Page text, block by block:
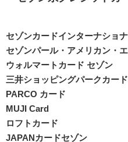
セゾンカードインターナショ
セゾンパール・アメリカン・
ウォルマートカード セゾン
三井ショッピングパークカード
PARCO カード
MUJI Card
ロフトカード
JAPANカードセゾン